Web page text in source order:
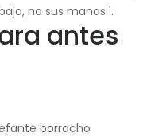
no sus manos '.
antes
borracho